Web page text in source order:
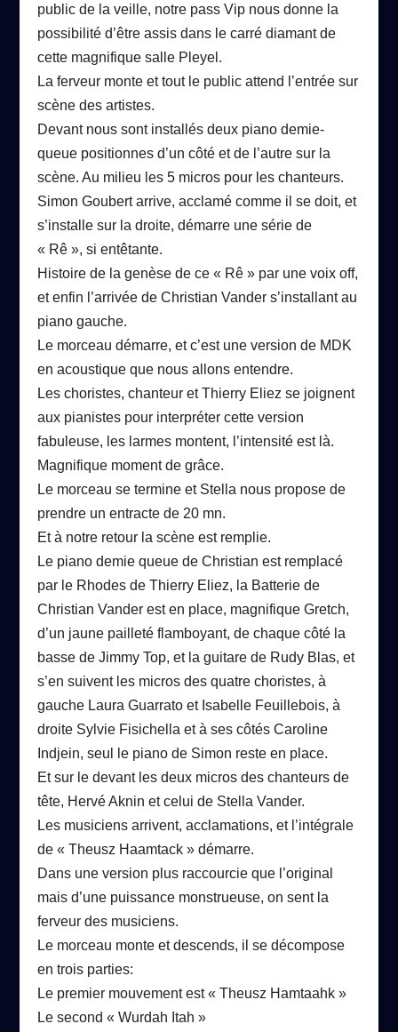
public de la veille, notre pass Vip nous donne la
possibilité d’être assis dans le carré diamant de
cette magnifique salle Pleyel.
La ferveur monte et tout le public attend l’entrée sur
scène des artistes.
Devant nous sont installés deux piano demie-
queue positionnes d’un côté et de l’autre sur la
scène. Au milieu les 5 micros pour les chanteurs.
Simon Goubert arrive, acclamé comme il se doit, et
s’installe sur la droite, démarre une série de
« Rê », si entêtante.
Histoire de la genèse de ce « Rê » par une voix off,
et enfin l’arrivée de Christian Vander s’installant au
piano gauche.
Le morceau démarre, et c’est une version de MDK
en acoustique que nous allons entendre.
Les choristes, chanteur et Thierry Eliez se joignent
aux pianistes pour interpréter cette version
fabuleuse, les larmes montent, l’intensité est là.
Magnifique moment de grâce.
Le morceau se termine et Stella nous propose de
prendre un entracte de 20 mn.
Et à notre retour la scène est remplie.
Le piano demie queue de Christian est remplacé
par le Rhodes de Thierry El iez, la Batterie de
Christian Vander est en place, magnifique Gretch,
d’un jaune pailleté flamboyant, de chaque côté la
basse de Jimmy Top, et la guitare de Rudy Blas, et
s’en suivent les micros des quatre choristes, à
gauche Laura Guarrato et Isabelle Feuillebois, à
droite Sylvie Fisichella et à ses côtés Caroline
Indjein, seul le piano de Simon reste en place.
Et sur le devant les deux micros des chanteurs de
tête, Hervé Aknin et celui de Stella Vander.
Les musiciens arrivent, acclamations, et l’intégrale
de « Theusz Haamtack » démarre.
Dans une version plus raccourcie que l’original
mais d’une puissance monstrueuse, on sent la
ferveur des musiciens.
Le morceau monte et descends, il se décompose
en trois parties:
Le premier mouvement est « Theusz Hamtaahk »
Le second « Wurdah Itah »